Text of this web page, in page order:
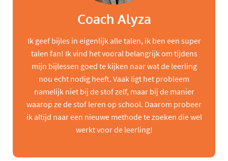
Coach Alyza
Ik geef bijles in eigenlijk alle talen, ik ben een super
talen fan! Ik vind het vooral belangrijk om tijdens
mijn bijlessen goed te kijken naar wat de leerling
nou echt nodig heeft. Vaak ligt het probleem
namelijk niet bij de stof zelf, maar bij de manier
waarop ze de stof leren op school. Daarom probeer
ik altijd naar een nieuwe methode te zoeken die wel
werkt voor de leerling!